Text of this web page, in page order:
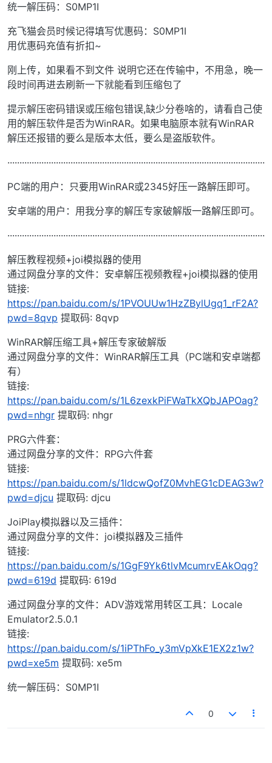
统一解压码：S0MP1I
充飞猫会员时候记得填写优惠码：S0MP1I
用优惠码充值有折扣~
刚上传，如果看不到文件 说明它还在传输中，不用急，晚一
段时间再进去刷新一下就能看到压缩包了
提示解压密码错误或压缩包错误,缺少分卷啥的，请看自己使
用的解压软件是否为WinRAR。如果电脑原本就有WinRAR
解压还报错的要么是版本太低，要么是盗版软件。
··········································································································
PC端的用户：只要用WinRAR或2345好压一路解压即可。
安卓端的用户：用我分享的解压专家破解版一路解压即可。
··········································································································
解压教程视频+joi模拟器的使用
通过网盘分享的文件：安卓解压视频教程+joi模拟器的使用
链接:
https://pan.baidu.com/s/1PVOUUw1HzZBylUgq1_rF2A?
pwd=8qvp 提取码: 8qvp
WinRAR解压缩工具+解压专家破解版
通过网盘分享的文件：WinRAR解压工具（PC端和安卓端都
有）
链接:
https://pan.baidu.com/s/1L6zexkPiFWaTkXQbJAPOag?
pwd=nhgr 提取码: nhgr
PRG六件套：
通过网盘分享的文件：RPG六件套
链接:
https://pan.baidu.com/s/1ldcwQofZ0MvhEG1cDEAG3w?
pwd=djcu 提取码: djcu
JoiPlay模拟器以及三插件：
通过网盘分享的文件：joi模拟器及三插件
链接:
https://pan.baidu.com/s/1GgF9Yk6tlvMcumrvEAkOqg?
pwd=619d 提取码: 619d
通过网盘分享的文件：ADV游戏常用转区工具：Locale
Emulator2.5.0.1
链接:
https://pan.baidu.com/s/1iPThFo_y3mVpXkE1EX2z1w?
pwd=xe5m 提取码: xe5m
统一解压码：S0MP1I
0